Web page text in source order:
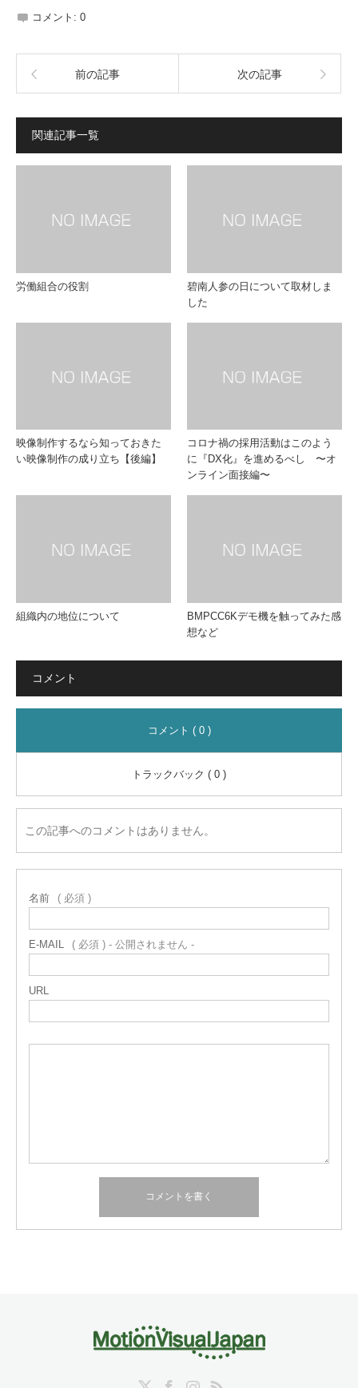
コメント: 0
前の記事 次の記事
関連記事一覧
労働組合の役割
碧南人参の日について取材しま
した
映像制作するなら知っておきた
い映像制作の成り立ち【後編】
コロナ禍の採用活動はこのよう
に『DX化』を進めるべし 〜オ
ンライン面接編〜
組織内の地位について
BMPCC6Kデモ機を触ってみた感
想など
コメント
コメント ( 0 )
トラックバック ( 0 )
この記事へのコメントはありません。
名前 ( 必須 )
E-MAIL ( 必須 ) - 公開されません -
URL
RSS